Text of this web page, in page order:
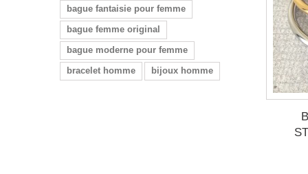
bague fantaisie pour femme
bague femme original
bague moderne pour femme
bracelet homme
bijoux homme